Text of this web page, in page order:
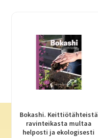
Bokashi. Keittiötähteistä
ravinteikasta multaa
helposti ja ekologisesti